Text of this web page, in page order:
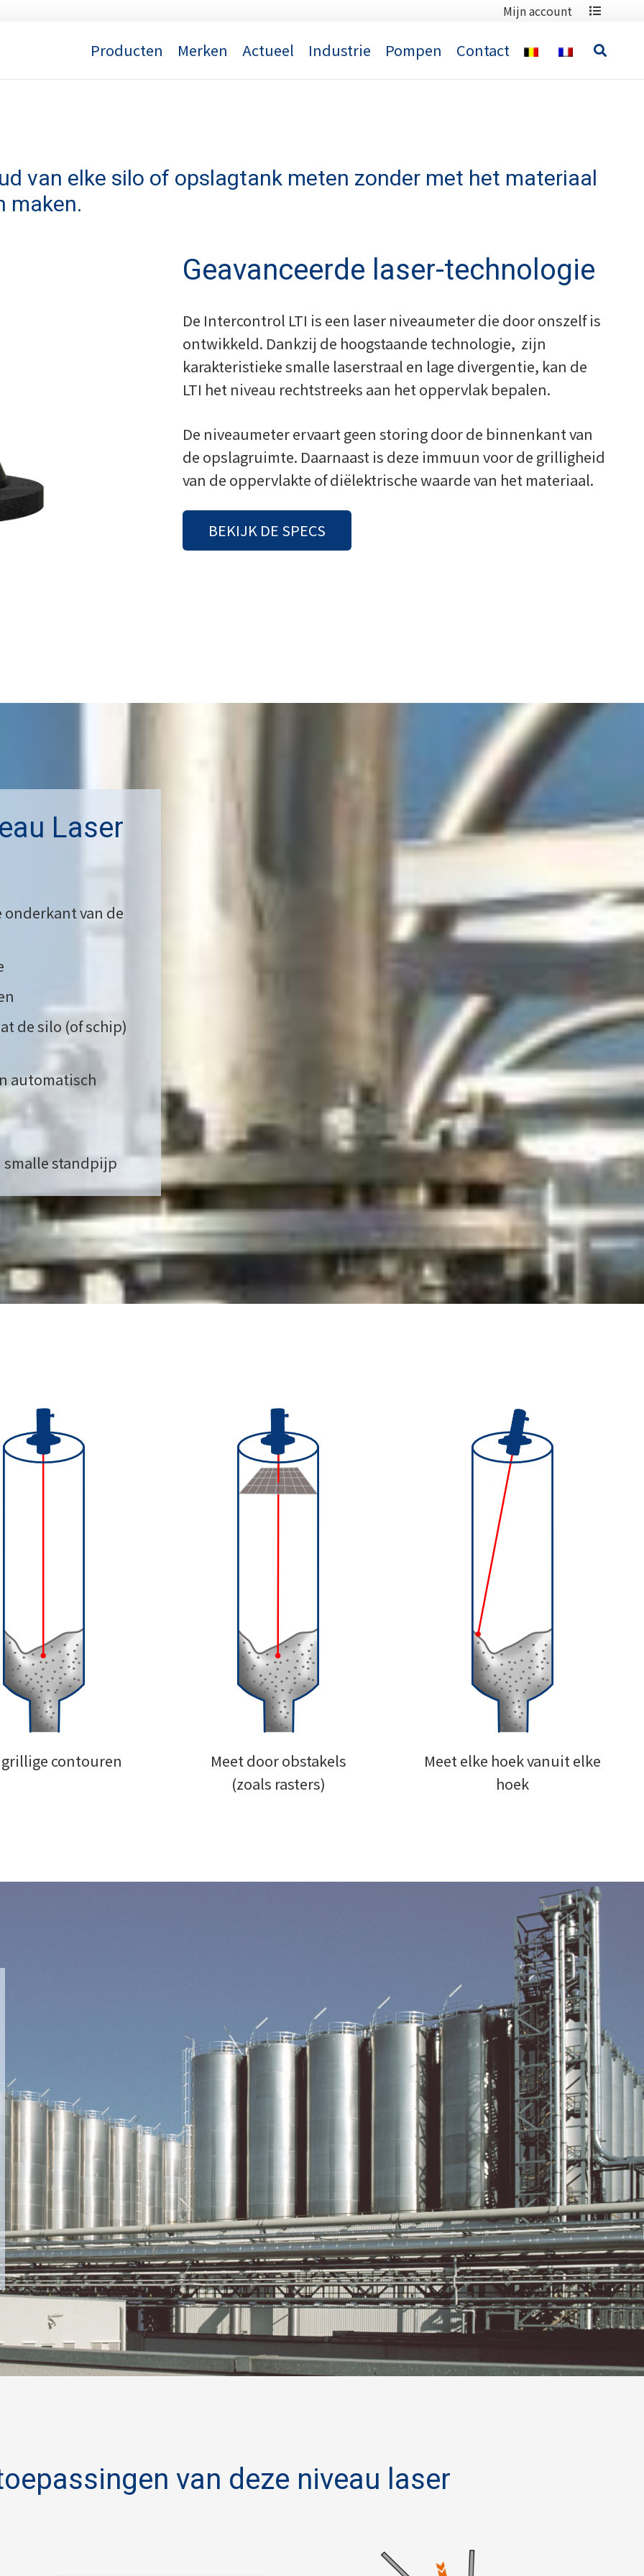
Mijn account
Producten Merken Actueel Industrie Pompen Contact
van elke silo of opslagtank meten zonder met het materiaal
maken.
Geavanceerde laser-technologie
De Intercontrol LTI is een laser niveaumeter die door onszelf is
ontwikkeld. Dankzij de hoogstaande technologie, zijn
karakteristieke smalle laserstraal en lage divergentie, kan de
LTI het niveau rechtstreeks aan het oppervlak bepalen.
De niveaumeter ervaart geen storing door de binnenkant van
de opslagruimte. Daarnaast is deze immuun voor de grilligheid
van de oppervlakte of diëlektrische waarde van het materiaal.
BEKIJK DE SPECS
Laser
onderkant van de
de silo (of schip)
automatisch
smalle standpijp
contouren
Meet door obstakels
(zoals rasters)
Meet elke hoek vanuit elke
hoek
van deze niveau laser